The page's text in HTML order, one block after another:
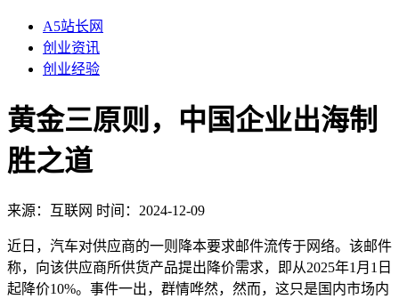
A5站长网
创业资讯
创业经验
黄金三原则，中国企业出海制
胜之道
来源： 互联网 时间：2024-12-09
近日，汽车对供应商的一则降本要求邮件流传于网络。该邮件
称，向该供应商所供货产品提出降价需求，即从2025年1月1日
起降价10%。事件一出，群情哗然，然而，这只是国内市场内